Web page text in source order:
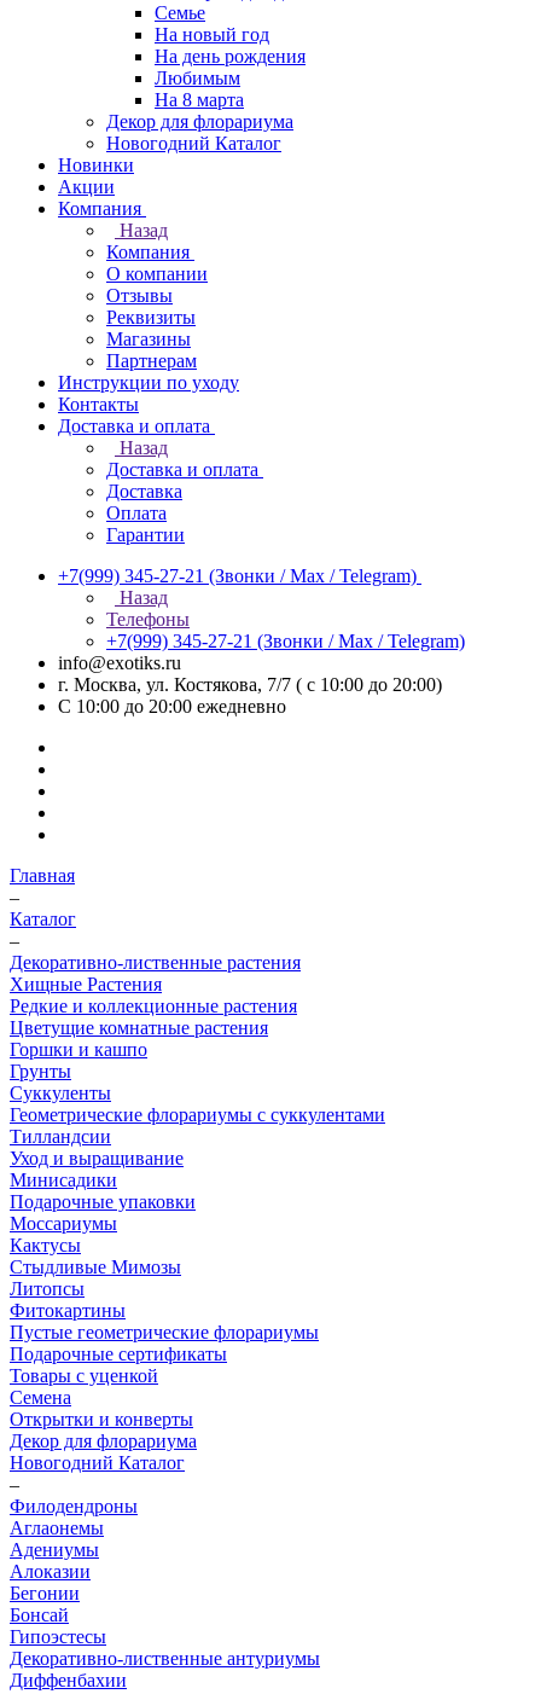
Семье
На новый год
На день рождения
Любимым
На 8 марта
Декор для флорариума
Новогодний Каталог
Новинки
Акции
Компания
Назад
Компания
О компании
Отзывы
Реквизиты
Магазины
Партнерам
Инструкции по уходу
Контакты
Доставка и оплата
Назад
Доставка и оплата
Доставка
Оплата
Гарантии
+7(999) 345-27-21 (Звонки / Max / Telegram)
Назад
Телефоны
+7(999) 345-27-21 (Звонки / Max / Telegram)
info@exotiks.ru
г. Москва, ул. Костякова, 7/7 ( с 10:00 до 20:00)
С 10:00 до 20:00 ежедневно
Главная
–
Каталог
–
Декоративно-лиственные растения
Хищные Растения
Редкие и коллекционные растения
Цветущие комнатные растения
Горшки и кашпо
Грунты
Суккуленты
Геометрические флорариумы с суккулентами
Тилландсии
Уход и выращивание
Минисадики
Подарочные упаковки
Моссариумы
Кактусы
Стыдливые Мимозы
Литопсы
Фитокартины
Пустые геометрические флорариумы
Подарочные сертификаты
Товары с уценкой
Семена
Открытки и конверты
Декор для флорариума
Новогодний Каталог
–
Филодендроны
Аглаонемы
Адениумы
Алоказии
Бегонии
Бонсай
Гипоэстесы
Декоративно-лиственные антуриумы
Диффенбахии